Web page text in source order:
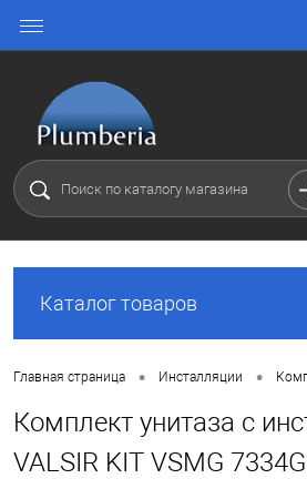
Каталог товаров
Главная страница • Инсталляции •
Комплект унитаза с
VALSIR KIT VSMG